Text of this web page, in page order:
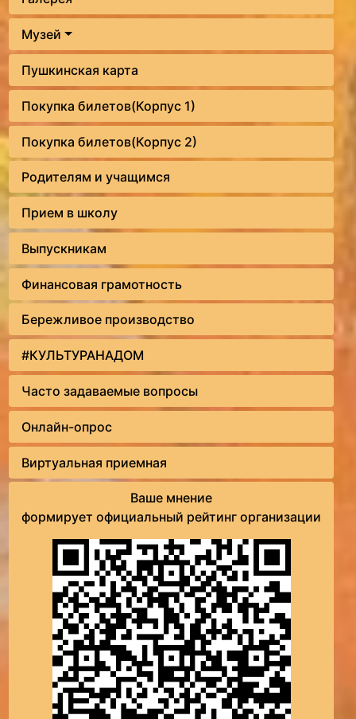
Музей
Пушкинская карта
Покупка билетов(Корпус 1)
Покупка билетов(Корпус 2)
Родителям и учащимся
Прием в школу
Выпускникам
Финансовая грамотность
Бережливое производство
#КУЛЬТУРАНАДОМ
Часто задаваемые вопросы
Онлайн-опрос
Виртуальная приемная
Ваше мнение
формирует официальный рейтинг организации